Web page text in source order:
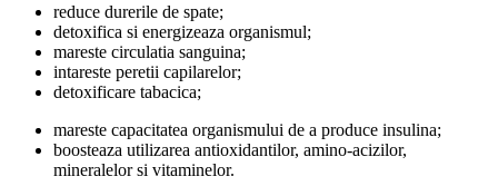
reduce durerile de spate;
detoxifica si energizeaza organismul;
mareste circulatia sanguina;
intareste peretii capilarelor;
detoxificare tabacica;
mareste capacitatea organismului de a produce insulina;
boosteaza utilizarea antioxidantilor, amino-acizilor,
mineralelor si vitaminelor.